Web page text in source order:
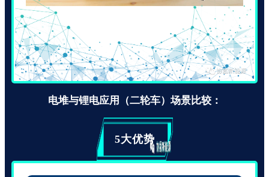
电堆与锂电应用（二轮车）场景比较：
5大优势